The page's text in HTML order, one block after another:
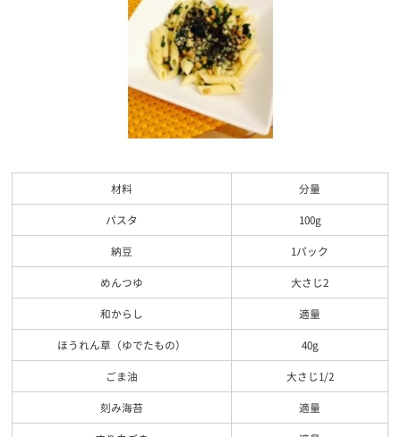
材料
分量
パスタ
100g
納豆
1パック
めんつゆ
大さじ2
和からし
適量
ほうれん草（ゆでたもの）
40g
ごま油
大さじ1/2
刻み海苔
適量